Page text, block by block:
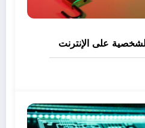
على الإنترنت